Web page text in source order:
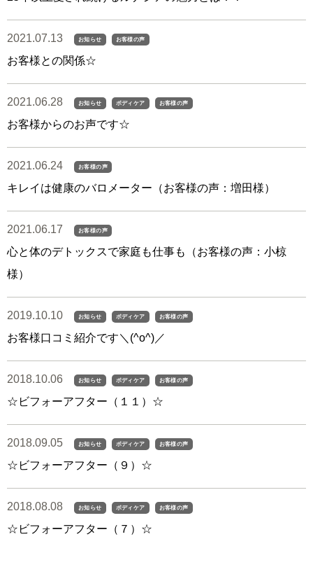
2021.07.13 お知らせ お客様の声
お客様との関係☆
2021.06.28 お知らせ ボディケア お客様の声
お客様からのお声です☆
2021.06.24 お客様の声
キレイは健康のバロメーター（お客様の声：増田様）
2021.06.17 お客様の声
心と体のデトックスで家庭も仕事も（お客様の声：小椋
様）
2019.10.10 お知らせ ボディケア お客様の声
お客様口コミ紹介です＼(^o^)／
2018.10.06 お知らせ ボディケア お客様の声
☆ビフォーアフター（１１）☆
2018.09.05 お知らせ ボディケア お客様の声
☆ビフォーアフター（９）☆
2018.08.08 お知らせ ボディケア お客様の声
☆ビフォーアフター（７）☆